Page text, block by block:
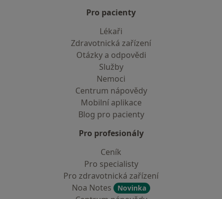
Pro pacienty
Lékaři
Zdravotnická zařízení
Otázky a odpovědi
Služby
Nemoci
Centrum nápovědy
Mobilní aplikace
Blog pro pacienty
Pro profesionály
Ceník
Pro specialisty
Pro zdravotnická zařízení
Noa Notes
Novinka